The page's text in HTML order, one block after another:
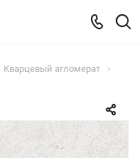
Кварцевый агломерат